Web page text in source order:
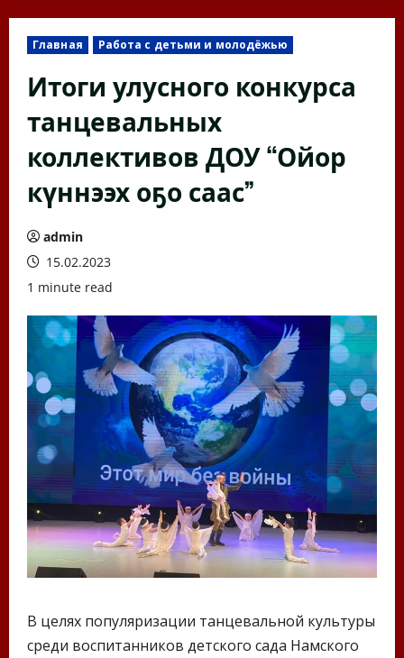
Главная Работа с детьми и молодёжью
Итоги улусного конкурса
танцевальных
коллективов ДОУ “Ойор
күннээх оҕо саас”
admin
15.02.2023
1 minute read
В целях популяризации танцевальной культуры
среди воспитанников детского сада Намского